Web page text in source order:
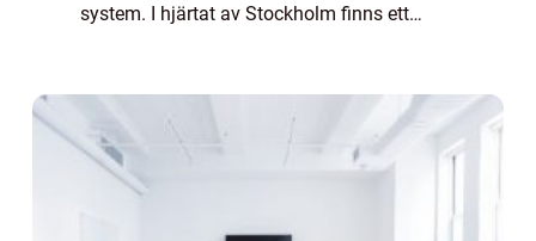
system. I hjärtat av Stockholm finns ett